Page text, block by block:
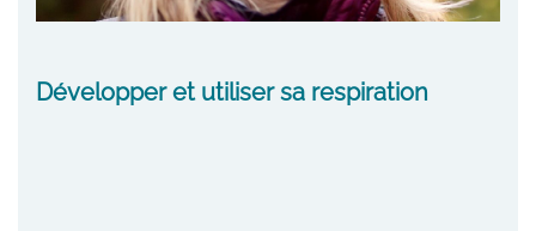
Développer et utiliser sa respiration